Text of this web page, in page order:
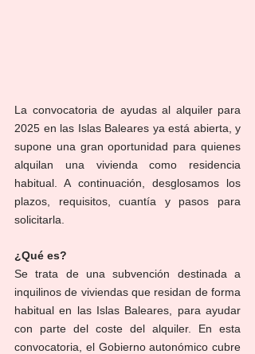
La convocatoria de ayudas al alquiler para
2025 en las Islas Baleares ya está abierta, y
supone una gran oportunidad para quienes
alquilan una vivienda como residencia
habitual. A continuación, desglosamos los
plazos, requisitos, cuantía y pasos para
solicitarla.
¿Qué es?
Se trata de una subvención destinada a
inquilinos de viviendas que residan de forma
habitual en las Islas Baleares, para ayudar
con parte del coste del alquiler. En esta
convocatoria, el Gobierno autonómico cubre